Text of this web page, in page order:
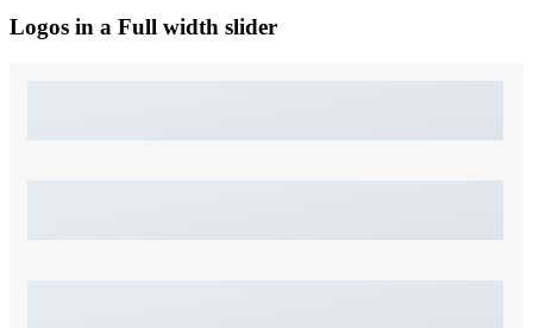
Logos in a Full width slider